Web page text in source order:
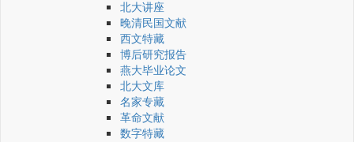
北大讲座
晚清民国文献
西文特藏
博后研究报告
燕大毕业论文
北大文库
名家专藏
革命文献
数字特藏